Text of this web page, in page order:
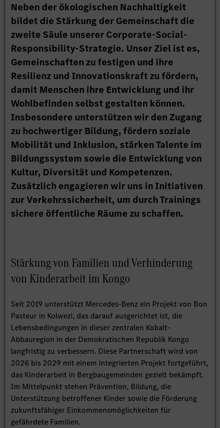
Neben der ökologischen Nachhaltigkeit
bildet die Stärkung der Gemeinschaft die
zweite Säule unserer Corporate-Social-
Responsibility-Strategie. Unser Ziel ist es,
Gemeinschaften zu festigen und ihre
Resilienz und Innovationskraft zu fördern,
damit Menschen ihre Entwicklung und ihr
Wohlbefinden selbst gestalten können.
Insbesondere unterstützen wir den Zugang
zu hochwertiger Bildung, fördern soziale
Mobilität und Inklusion, stärken Talente im
Bildungssystem sowie die Entwicklung von
Kultur, Diversität und Kompetenzen.
Zusätzlich engagieren wir uns in Initiativen
zur Verkehrssicherheit, um durch Trainings
sichere öffentliche Räume zu schaffen.
Stärkung von Familien und Verhinderung
von Kinderarbeit im Kongo
Seit 2019 unterstützt Mercedes‑Benz ein Projekt von Bon
Pasteur in Kolwezi, das darauf ausgerichtet ist, die
Lebensbedingungen in dieser zentralen Kobalt-
Abbauregion in der Demokratischen Republik Kongo
langfristig zu verbessern. Diese Partnerschaft wird von
2026 bis 2029 mit einem integrierten Projekt fortgeführt,
das Kinderarbeit in Bergbaugemeinden gezielt bekämpft.
Im Mittelpunkt stehen Prävention, Bildung, die
Unterstützung betroffener Kinder sowie die Förderung
zukunftsfähiger Einkommensmöglichkeiten für
gefährdete Familien.